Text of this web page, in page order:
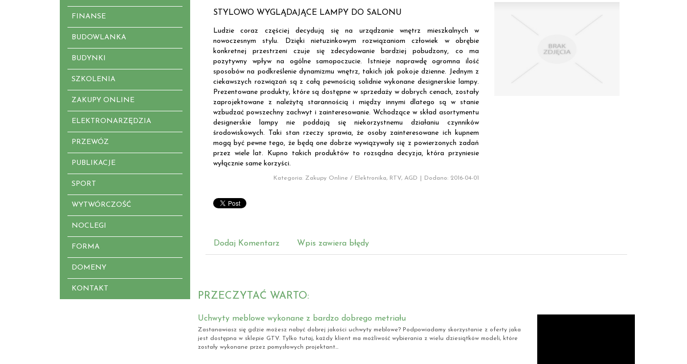
FINANSE
BUDOWLANKA
BUDYNKI
SZKOLENIA
ZAKUPY ONLINE
ELEKTRONARZĘDZIA
PRZEWÓZ
PUBLIKACJE
SPORT
WYTWÓRCZOŚĆ
NOCLEGI
FORMA
DOMENY
KONTAKT
STYLOWO WYGLĄDAJĄCE LAMPY DO SALONU
Ludzie coraz częściej decydują się na urządzanie wnętrz mieszkalnych w
nowoczesnym stylu. Dzięki nietuzinkowym rozwiązaniom człowiek w obrębie
konkretnej przestrzeni czuje się zdecydowanie bardziej pobudzony, co ma
pozytywny wpływ na ogólne samopoczucie. Istnieje naprawdę ogromna ilość
sposobów na podkreślenie dynamizmu wnętrz, takich jak pokoje dzienne. Jednym z
ciekawszych rozwiązań są z całą pewnością solidnie wykonane designerskie lampy.
Prezentowane produkty, które są dostępne w sprzedaży w dobrych cenach, zostały
zaprojektowane z należytą starannością i między innymi dlatego są w stanie
wzbudzać powszechny zachwyt i zainteresowanie. Wchodzące w skład asortymentu
designerskie lampy nie poddają się niekorzystnemu działaniu czynników
środowiskowych. Taki stan rzeczy sprawia, że osoby zainteresowane ich kupnem
mogą być pewne tego, że będą one dobrze wywiązywały się z powierzonych zadań
przez wiele lat. Kupno takich produktów to rozsądna decyzja, która przyniesie
wyłącznie same korzyści.
Kategoria: Zakupy Online / Elektronika, RTV, AGD Dodano: 2016-04-01
Dodaj Komentarz Wpis zawiera błędy
PRZECZYTAĆ WARTO:
Uchwyty meblowe wykonane z bardzo dobrego metriału
Zastanawiasz się gdzie możesz nabyć dobrej jakości uchwyty meblowe? Podpowiadamy skorzystanie z oferty jaka
jest dostępna w sklepie GTV. Tylko tutaj, każdy klient ma możliwość wybierania z wielu dziesiątków modeli, które
zostały wykonane przez pomysłowych projektant...